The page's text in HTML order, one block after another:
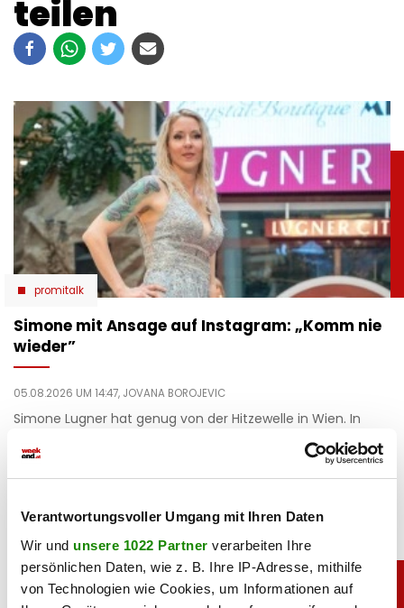
Verantwortungsvoller Umgang mit Ihren Daten
Wir und unsere 1022 Partner verarbeiten Ihre
persönlichen Daten, wie z. B. Ihre IP-Adresse, mithilfe
von Technologien wie Cookies, um Informationen auf
teilen
promitalk
Simone mit Ansage auf Instagram: „Komm nie
wieder”
05.08.2026 UM 14:47, JOVANA BOROJEVIC
Simone Lugner hat genug von der Hitzewelle in Wien. In
einer klaren Botschaft.